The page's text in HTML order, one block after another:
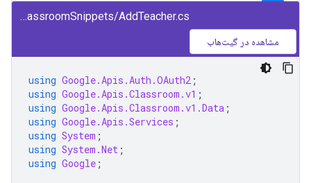
class/snippets/ClassroomSnippets/AddTeacher.cs
مشاهده در گیت‌هاب
using Google.Apis.Auth.OAuth2 ;
using Google.Apis.Classroom.v1 ;
using Google.Apis.Classroom.v1.Data ;
using Google.Apis.Services ;
using System ;
using System.Net ;
using Google ;